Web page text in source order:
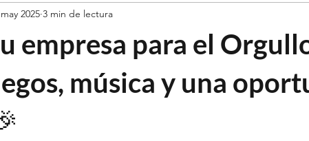
pinkwashing
diversidad cultural
empresa para el
música y una
2025 3 min de lectura